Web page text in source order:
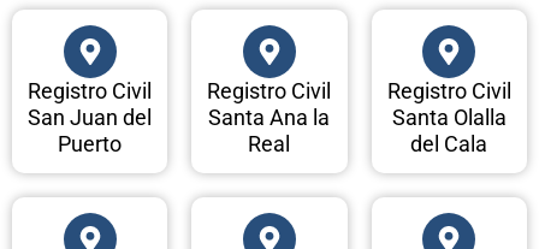
Registro Civil
San Juan del
Puerto
Registro Civil
Santa Ana la
Real
Registro Civil
Santa Olalla
del Cala